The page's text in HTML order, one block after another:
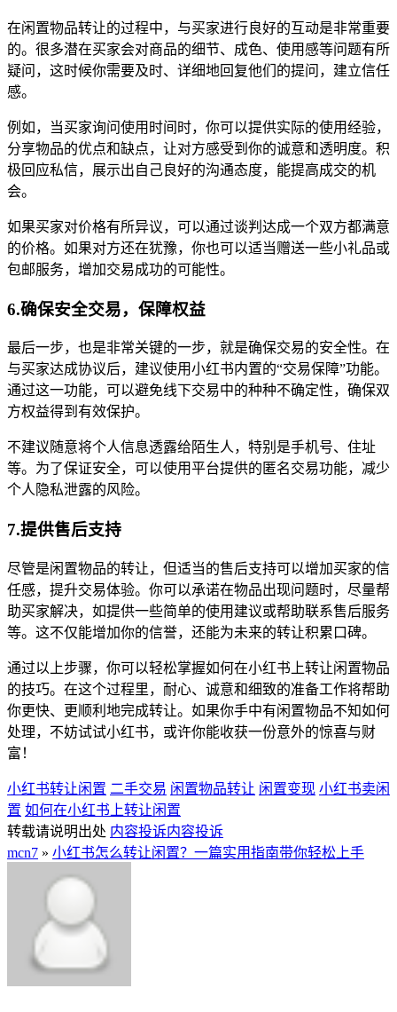
在闲置物品转让的过程中，与买家进行良好的互动是非常重要
的。很多潜在买家会对商品的细节、成色、使用感等问题有所
疑问，这时候你需要及时、详细地回复他们的提问，建立信任
感。
例如，当买家询问使用时间时，你可以提供实际的使用经验，
分享物品的优点和缺点，让对方感受到你的诚意和透明度。积
极回应私信，展示出自己良好的沟通态度，能提高成交的机
会。
如果买家对价格有所异议，可以通过谈判达成一个双方都满意
的价格。如果对方还在犹豫，你也可以适当赠送一些小礼品或
包邮服务，增加交易成功的可能性。
6.确保安全交易，保障权益
最后一步，也是非常关键的一步，就是确保交易的安全性。在
与买家达成协议后，建议使用小红书内置的“交易保障”功能。
通过这一功能，可以避免线下交易中的种种不确定性，确保双
方权益得到有效保护。
不建议随意将个人信息透露给陌生人，特别是手机号、住址
等。为了保证安全，可以使用平台提供的匿名交易功能，减少
个人隐私泄露的风险。
7.提供售后支持
尽管是闲置物品的转让，但适当的售后支持可以增加买家的信
任感，提升交易体验。你可以承诺在物品出现问题时，尽量帮
助买家解决，如提供一些简单的使用建议或帮助联系售后服务
等。这不仅能增加你的信誉，还能为未来的转让积累口碑。
通过以上步骤，你可以轻松掌握如何在小红书上转让闲置物品
的技巧。在这个过程里，耐心、诚意和细致的准备工作将帮助
你更快、更顺利地完成转让。如果你手中有闲置物品不知如何
处理，不妨试试小红书，或许你能收获一份意外的惊喜与财
富！
小红书转让闲置 二手交易 闲置物品转让 闲置变现 小红书卖闲
置 如何在小红书上转让闲置
转载请说明出处 内容投诉内容投诉
mcn7 » 小红书怎么转让闲置？一篇实用指南带你轻松上手